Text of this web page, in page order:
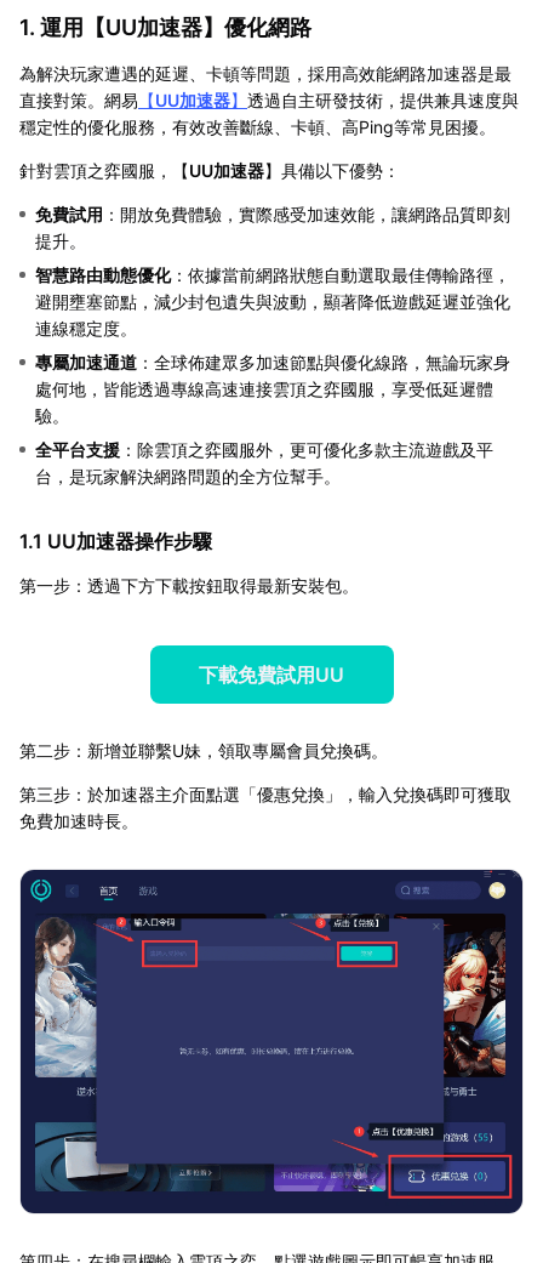
1. 運用【UU加速器】優化網路
為解決玩家遭遇的延遲、卡頓等問題，採用高效能網路加速器是最
直接對策。網易 【UU加速器】 透過自主研發技術，提供兼具速度與
穩定性的優化服務，有效改善斷線、卡頓、高Ping等常見困擾。
針對雲頂之弈國服，【UU加速器】具備以下優勢：
免費試用 ：開放免費體驗，實際感受加速效能，讓網路品質即刻
提升。
智慧路由動態優化：依據當前網路狀態自動選取最佳傳輸路徑，
避開壅塞節點，減少封包遺失與波動，顯著降低遊戲延遲並強化
連線穩定度。
專屬加速通道 ：全球佈建眾多加速節點與優化線路，無論玩家身
處何地，皆能透過專線高速連接雲頂之弈國服，享受低延遲體
驗。
全平台支援 ：除雲頂之弈國服外，更可優化多款主流遊戲及平
台，是玩家解決網路問題的全方位幫手。
1.1 UU加速器操作步驟
第一步：透過下方下載按鈕取得最新安裝包。
下載免費試用UU
第二步：新增並聯繫U妹，領取專屬會員兌換碼。
第三步：於加速器主介面點選「優惠兌換」，輸入兌換碼即可獲取
免費加速時長。